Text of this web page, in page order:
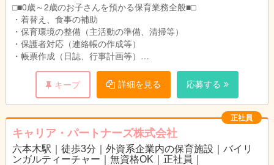
□■0歳～2歳のお子さんを預かる保育業務全般■□
・着替え、食事の補助
・保育環境の整備（主活動の準備、清掃等）
・保護者対応（連絡帳の作成等）
・帳票作成（日誌、行事計画等）
※持ち帰り仕事無し
※保育記録などはICTシステムを導入しており業務効率を図って
キープ 詳細を見る 応募する
正社員
キャリア・パートナーズ株式会社
六本木駅｜徒歩3分｜外資系企業内の保育施設｜バイリ
ンガルティーチャー｜無資格OK｜正社員｜